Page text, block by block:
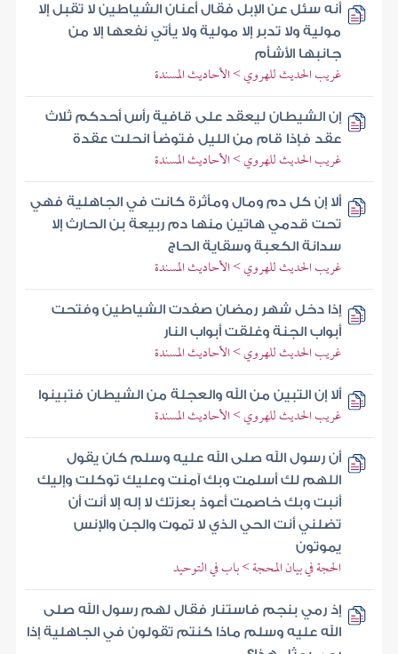
أنه سئل عن الإبل فقال أعنان الشياطين لا تقبل إلا
مولية ولا تدبر إلا مولية ولا يأتي نفعها إلا من
جانبها الأشأم
غريب الحديث للهروي > الأحاديث المسندة
إن الشيطان ليعقد على قافية رأس أحدكم ثلاث
عقد فإذا قام من الليل فتوضأ انحلت عقدة
غريب الحديث للهروي > الأحاديث المسندة
ألا إن كل دم ومال ومأثرة كانت في الجاهلية فهي
تحت قدمي هاتين منها دم ربيعة بن الحارث إلا
سدانة الكعبة وسقاية الحاج
غريب الحديث للهروي > الأحاديث المسندة
إذا دخل شهر رمضان صفدت الشياطين وفتحت
أبواب الجنة وغلقت أبواب النار
غريب الحديث للهروي > الأحاديث المسندة
ألا إن التبين من الله والعجلة من الشيطان فتبينوا
غريب الحديث للهروي > الأحاديث المسندة
أن رسول الله صلى الله عليه وسلم كان يقول
اللهم لك أسلمت وبك آمنت وعليك توكلت وإليك
أنبت وبك خاصمت أعوذ بعزتك لا إله إلا أنت أن
تضلني أنت الحي الذي لا تموت والجن والإنس
يموتون
الحجة في بيان المحجة > باب في التوحيد
إذ رمي بنجم فاستنار فقال لهم رسول الله صلى
الله عليه وسلم ماذا كنتم تقولون في الجاهلية إذا